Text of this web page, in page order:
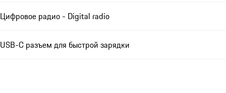
Цифровое радио - Digital radio
USB-C разъем для быстрой зарядки